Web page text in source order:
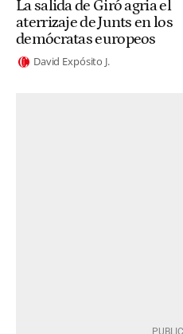
La salida de Giró agria el
aterrizaje de Junts en los
demócratas europeos
David Expósito J.